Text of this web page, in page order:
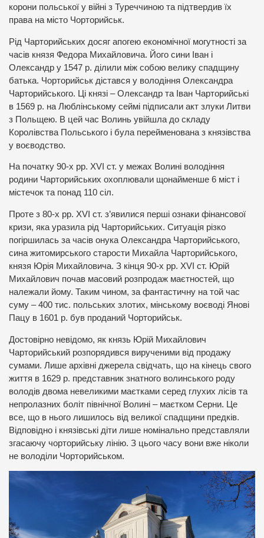
корони польської у війні з Туреччиною та підтвердив їх
права на місто Чорторийськ.
Рід Чарторийських досяг апогею економічної могутності за
часів князя Федора Михайловича. Його сини Іван і
Олександр у 1547 р. ділили між собою велику спадщину
батька. Чорторийськ дістався у володіння Олександра
Чарторийського. Ці князі – Олександр та Іван Чарторийські
в 1569 р. на Люблінському сеймі підписали акт злуки Литви
з Польщею. В цей час Волинь увійшла до складу
Королівства Польського і була перейменована з князівства
у воєводство.
На початку 90-х рр. XVІ ст. у межах Волині володіння
родини Чарторийських охоплювали щонайменше 6 міст і
містечок та понад 110 сіл.
Проте з 80-х рр. XVІ ст. з’явилися перші ознаки фінансової
кризи, яка уразила рід Чарторийських. Ситуація різко
погіршилась за часів онука Олександра Чарторийського,
сина житомирського старости Михайла Чарторийського,
князя Юрія Михайловича. З кінця 90-х рр. XVІ ст. Юрій
Михайлович почав масовий розпродаж маєтностей, що
належали йому. Таким чином, за фантастичну на той час
суму – 400 тис. польських злотих, мінському воєводі Янові
Пацу в 1601 р. був проданий Чорторийськ.
Достовірно невідомо, як князь Юрій Михайлович
Чарторийський розпорядився вирученими від продажу
сумами. Лише архівні джерела свідчать, що на кінець свого
життя в 1629 р. представник знатного волинського роду
володів двома невеликими маєтками серед глухих лісів та
непролазних боліт північної Волині – маєтком Серни. Це
все, що в нього лишилось від великої спадщини предків.
Відповідно і князівські діти лише номінально представляли
згасаючу чорторийську лінію. З цього часу вони вже ніколи
не володіли Чорторийськом.